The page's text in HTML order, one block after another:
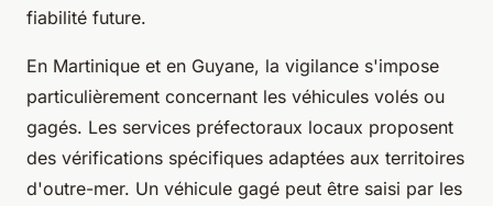
fiabilité future.
En Martinique et en Guyane, la vigilance s'impose
particulièrement concernant les véhicules volés ou
gagés. Les services préfectoraux locaux proposent
des vérifications spécifiques adaptées aux territoires
d'outre-mer. Un véhicule gagé peut être saisi par les